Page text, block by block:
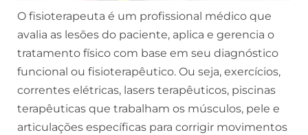
O fisioterapeuta é um profissional médico que
avalia as lesões do paciente, aplica e gerencia o
tratamento físico com base em seu diagnóstico
funcional ou fisioterapêutico. Ou seja, exercícios,
correntes elétricas, lasers terapêuticos, piscinas
terapêuticas que trabalham os músculos, pele e
articulações específicas para corrigir movimentos